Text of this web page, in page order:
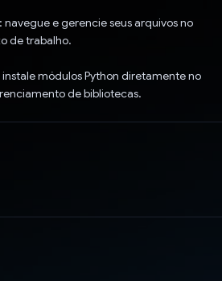
e gerencie seus arquivos no
de trabalho.
módulos Python diretamente no
de bibliotecas.